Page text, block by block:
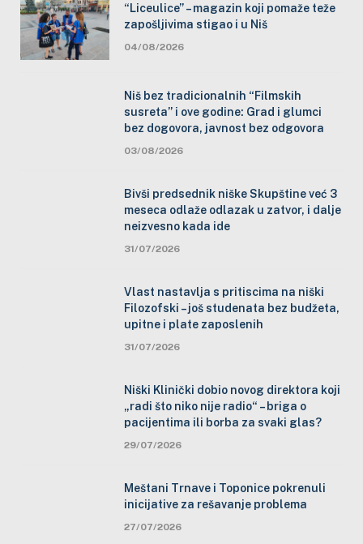
“Liceulice” – magazin koji pomaže teže
zapošljivima stigao i u Niš
04/08/2026
Niš bez tradicionalnih “Filmskih
susreta” i ove godine: Grad i glumci
bez dogovora, javnost bez odgovora
03/08/2026
Bivši predsednik niške Skupštine već 3
meseca odlaže odlazak u zatvor, i dalje
neizvesno kada ide
31/07/2026
Vlast nastavlja s pritiscima na niški
Filozofski – još studenata bez budžeta,
upitne i plate zaposlenih
31/07/2026
Niški Klinički dobio novog direktora koji
„radi što niko nije radio“ – briga o
pacijentima ili borba za svaki glas?
29/07/2026
Meštani Trnave i Toponice pokrenuli
inicijative za rešavanje problema
27/07/2026